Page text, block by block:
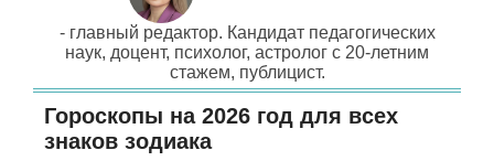
- главный редактор. Кандидат педагогических
наук, доцент, психолог, астролог с 20-летним
стажем, публицист.
Гороскопы на 2026 год для всех
знаков зодиака